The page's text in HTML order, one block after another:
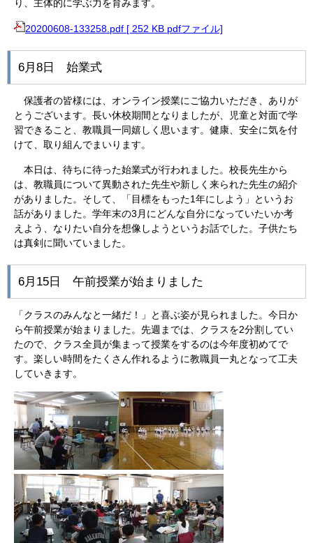
り、主体的に学ぶ力を育みます。
20200608-133258.pdf [ 252 KB pdfファイル]
6月8日 始業式
保護者の皆様には、オンライン授業にご協力いただき、ありが
とうございます。長い休校期間となりましたが、児童と対面で学
習できること、教職員一同嬉しく思います。健康、安全に気を付
けて、取り組んでまいります。
本日は、待ちに待った始業式が行われました。校長先生から
は、教職員について異動された先生や新しく来られた先生の紹介
がありました。そして、「目標をもった1年にしよう」というお
話がありました。学年末の3月にどんな自分になっていたいか考
えよう、なりたい自分を想像しようというお話でした。子供たち
は真剣に聞いていました。
6月15日 午前授業が始まりました
「クラスのみんなと一緒だ！」と喜ぶ姿が見られました。今日か
ら午前授業が始まりました。先週までは、クラスを2分割してい
たので、クラス全員が集まって授業をするのは今年度初めてで
す。楽しい時間をたくさん作れるように教職員一丸となって工夫
していきます。